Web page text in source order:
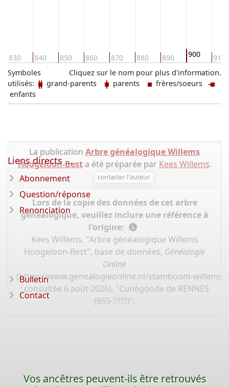
830 840 850 860 870 880 890 900 910
Cliquez sur le nom pour plus d'information.
Symboles
utilisés:
grand-parents parents
frères/soeurs
enfants
La publication Arbre généalogique Willems
Hoogeloon-Besta été préparée par Kees Willems.
contacter l'auteur
Lors de la copie des données de cet arbre
généalogique, veuillez inclure une référence à
l'origine:
Kees Willems, "Arbre généalogique Willems
Hoogeloon-Best", base de données, Généalogie
Online
(https://www.genealogieonline.nl/stamboom-willems-
: consultée 6 août 2026), "Cunégonde de RENNES
(855-????)".
Liens directs ...
Abonnement
Question/réponse
Renonciation
Bulletin
Contact
Vos ancêtres peuvent-ils être retrouvés